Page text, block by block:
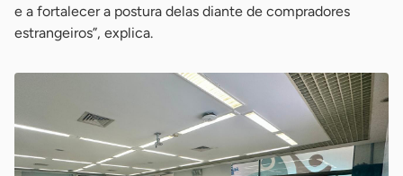
e a fortalecer a postura delas diante de compradores
estrangeiros”, explica.